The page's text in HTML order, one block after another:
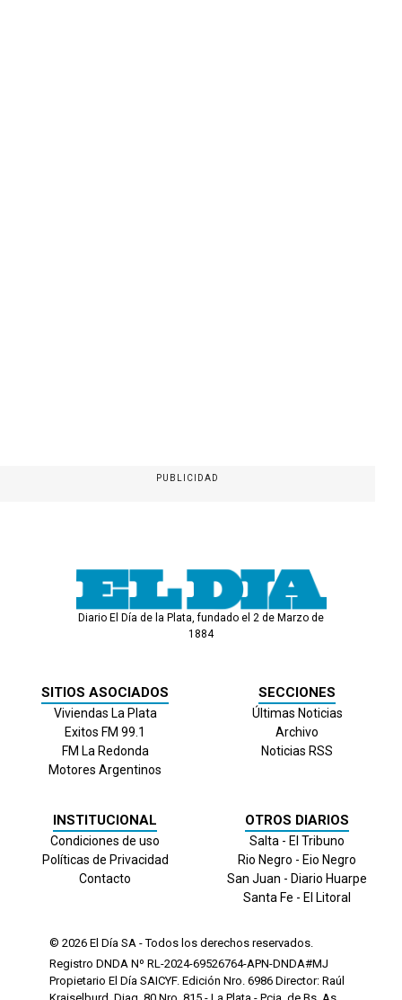
PUBLICIDAD
Diario El Día de la Plata, fundado el 2 de Marzo de
1884
SITIOS ASOCIADOS
Viviendas La Plata
Exitos FM 99.1
FM La Redonda
Motores Argentinos
SECCIONES
Últimas Noticias
Archivo
Noticias RSS
INSTITUCIONAL
Condiciones de uso
Políticas de Privacidad
Contacto
OTROS DIARIOS
Salta - El Tribuno
Rio Negro - Eio Negro
San Juan - Diario Huarpe
Santa Fe - El Litoral
© 2026 El Día SA - Todos los derechos reservados.
Registro DNDA Nº RL-2024-69526764-APN-DNDA#MJ
Propietario El Día SAICYF. Edición Nro. 6986 Director: Raúl